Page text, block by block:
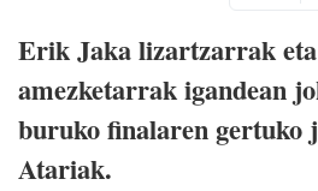
Erik Jaka lizartzarrak
amezketarrak igandean
buruko finalaren gertuko
Atariak.